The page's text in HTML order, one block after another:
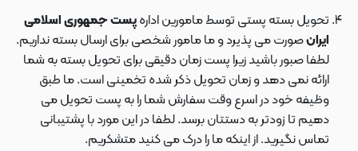
تحویل بسته پستی توسط مامورین ادارهپست جمهوری اسلامی
ایرانصورت می پذیرد و ما مامور شخصی برای ارسال بسته نداریم.
لطفا صبور باشید زیرا پست زمان دقیقی برای تحویل بسته به شما
ارائه نمی دهد و زمان تحویل ذکر شده تخمینی است. ما طبق
وظیفه خود در اسرع وقت سفارش شما را به پست تحویل می
دهیم تا زودتر به دستتان برسد. لطفا در این مورد با پشتیبانی
تماس نگیرید. از اینکه ما را درک می کنید متشکریم.